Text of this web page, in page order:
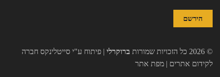
© 2026 כל הזכויות שמורות ברוקרלי | פיתוח ע"י סייטלינקס חברה
לקידום אתרים | מפת אתר